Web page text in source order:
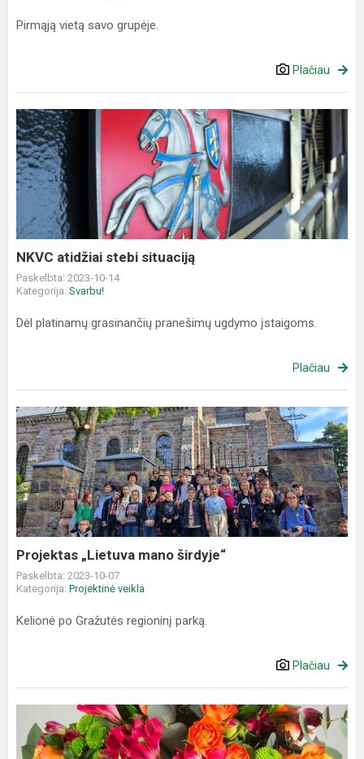
Pirmąją vietą savo grupėje.
Plačiau
NKVC
atidžiai
stebi
situaciją
NKVC atidžiai stebi situaciją
Paskelbta: 2023-10-14
Kategorija: Svarbu!
Dėl platinamų grasinančių pranešimų ugdymo įstaigoms.
Plačiau
Projektas
„Lietuva
mano
širdyje“
Projektas „Lietuva mano širdyje“
Paskelbta: 2023-10-07
Kategorija: Projektinė veikla
Kelionė po Gražutės regioninį parką.
Plačiau
diena